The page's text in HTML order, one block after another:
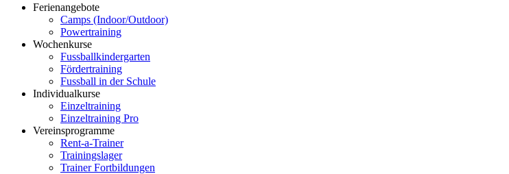
Ferienangebote
Camps (Indoor/Outdoor)
Powertraining
Wochenkurse
Fussballkindergarten
Fördertraining
Fussball in der Schule
Individualkurse
Einzeltraining
Einzeltraining Pro
Vereinsprogramme
Rent-a-Trainer
Trainingslager
Trainer Fortbildungen